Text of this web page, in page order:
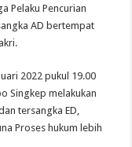
Pelaku Pencurian
AD bertempat
2022 pukul 19.00
Singkep melakukan
tersangka ED,
Proses hukum lebih